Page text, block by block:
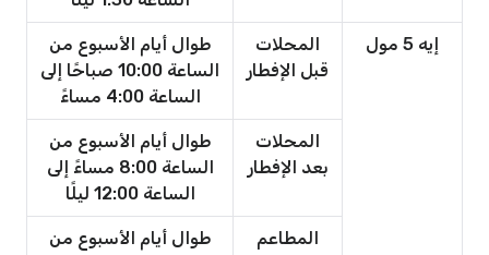
إيه 5 مول
المحلات
قبل الإفطار
طوال أيام الأسبوع من
الساعة 10:00 صباحًا إلى
الساعة 4:00 مساءً
المحلات
بعد الإفطار
طوال أيام الأسبوع من
الساعة 8:00 مساءً إلى
الساعة 12:00 ليلًا
المطاعم
طوال أيام الأسبوع من